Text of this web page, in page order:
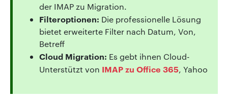
der IMAP zu Migration.
Filteroptionen: Die professionelle Lösung
bietet erweiterte Filter nach Datum, Von,
Betreff
Cloud Migration: Es gebt ihnen Cloud-
Unterstützt von IMAP zu Office 365, Yahoo